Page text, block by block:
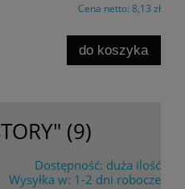
Cena netto: 8,13 zł
do koszyka
(9)
Dostępność: duża ilość
Wysyłka w: 1-2 dni robocze